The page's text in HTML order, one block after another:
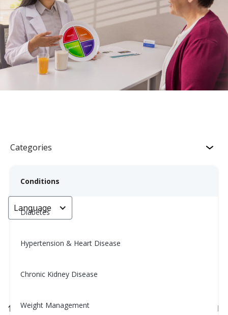
Categories
Conditions
Diabetes
Hypertension & Heart Disease
Chronic Kidney Disease
Weight Management
Language
可以用什么代替椰浆或椰奶？
Nina Ghamrawi, MS, RD, CDE
你在关注健康吗？最近许多食谱用椰子产品代替黄油